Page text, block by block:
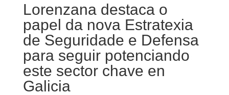
Lorenzana destaca o
papel da nova Estratexia
de Seguridade e Defensa
para seguir potenciando
este sector chave en
Galicia